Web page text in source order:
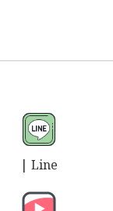
| Line